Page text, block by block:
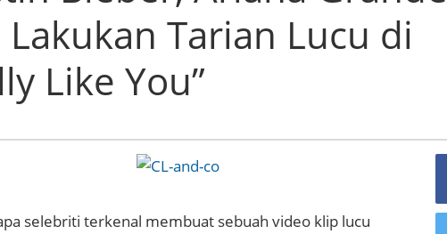
Tarian Lucu di
Like You”
selebriti terkenal membuat sebuah video klip lucu